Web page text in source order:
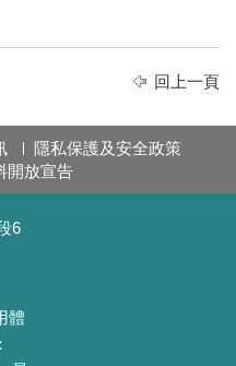
回上一頁
隱私保護及安全政策
開放宣告
6
體